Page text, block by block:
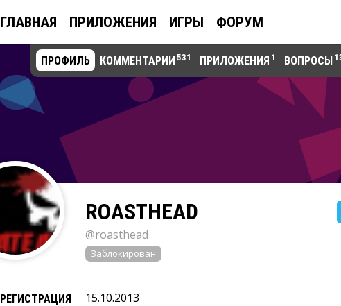
ГЛАВНАЯ ПРИЛОЖЕНИЯ ИГРЫ ФОРУМ
ПРОФИЛЬ КОММЕНТАРИИ 531 ПРИЛОЖЕНИЯ 1 ВОПРОСЫ
ROASTHEAD
@roasthead
Заблокирован
РЕГИСТРАЦИЯ 15.10.2013